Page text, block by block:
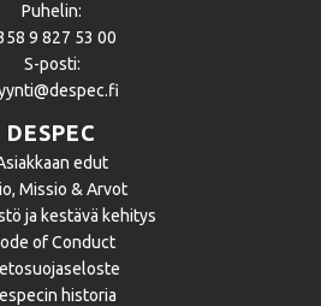
Puhelin:
9 827 53 00
S-posti:
DESPEC
edut
Missio & Arvot
ja kestävä kehitys
of Conduct
historia